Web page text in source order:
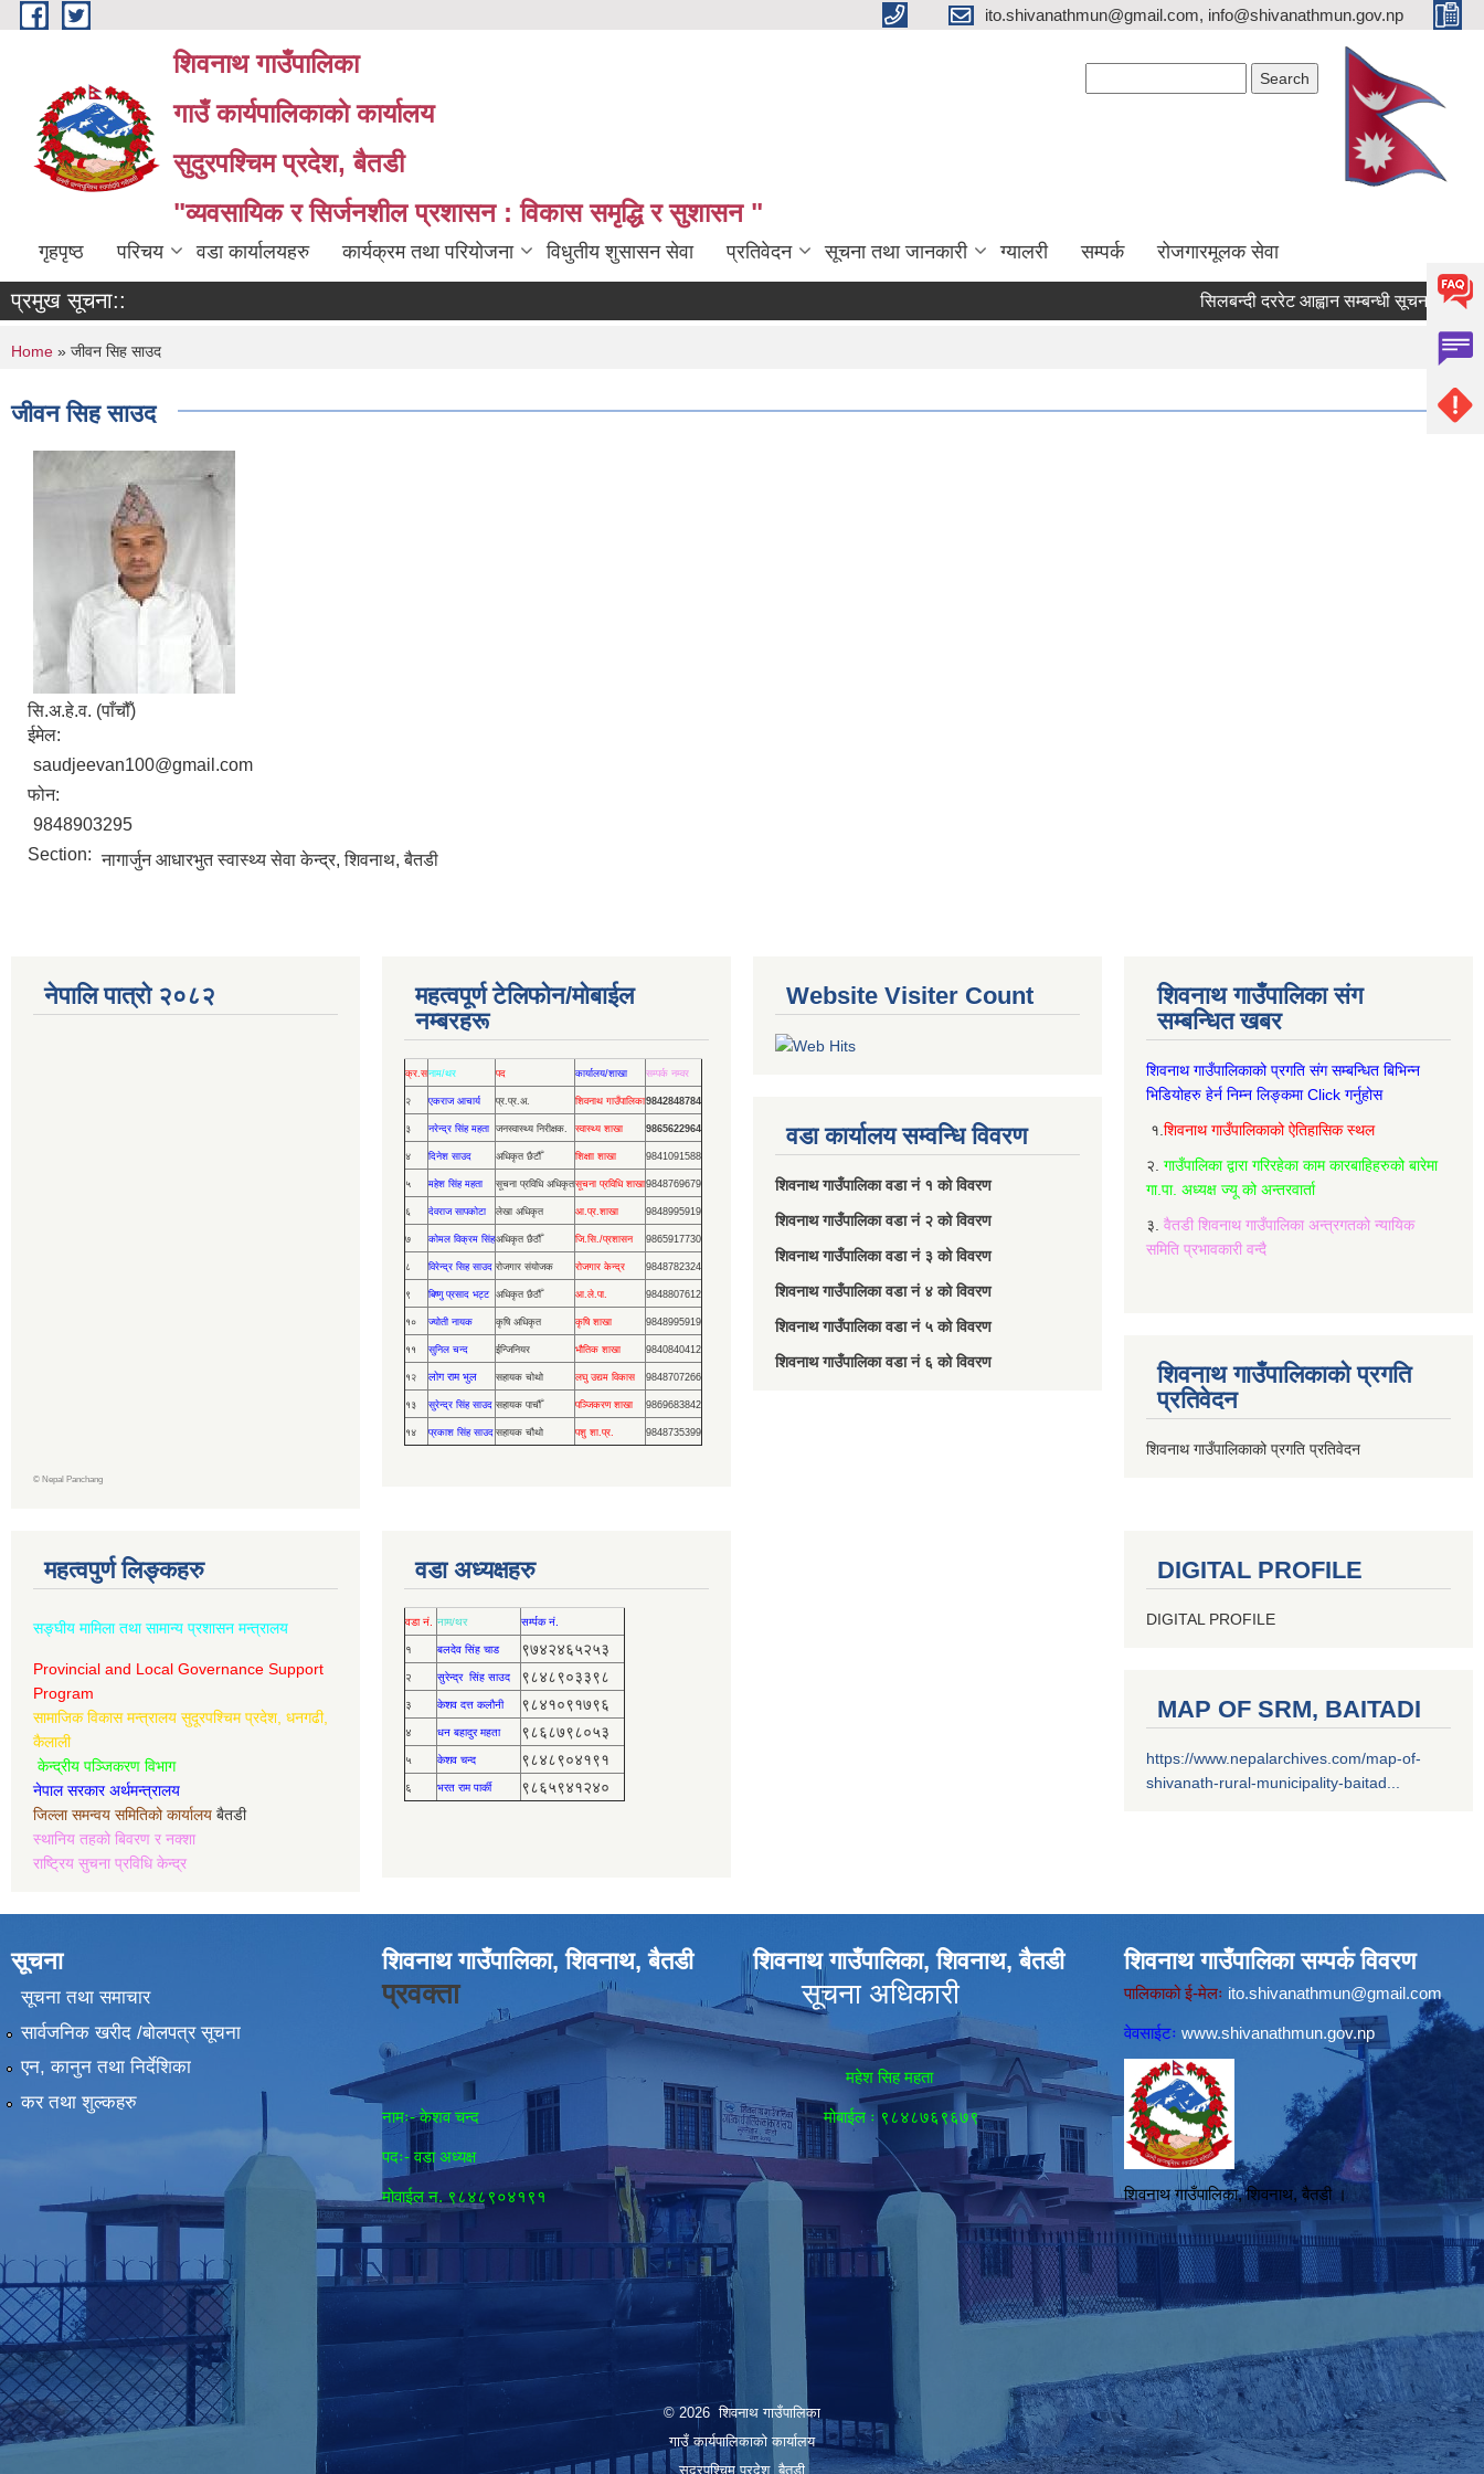
Skip to main content ito.shivanathmun@gmail.com, info@shivanathmun.gov.np
शिवनाथ गाउँपालिका
गाउँ कार्यपालिकाकाे कार्यालय
सुदुरपश्चिम प्रदेश, बैतडी
"व्यवसायिक र सिर्जनशील प्रशासन : विकास समृद्धि र सुशासन "
गृहपृष्ठ परिचय वडा कार्यालयहरु कार्यक्रम तथा परियोजना विधुतीय शुसासन सेवा प्रतिवेदन सूचना तथा जानकारी ग्यालरी सम्पर्क रोजगारमूलक सेवा
प्रमुख सूचना:: सिलबन्दी दररेट आह्वान सम्बन्धी सूचना !
You are here
Home » जीवन सिह साउद
जीवन सिह साउद
सि.अ.हे.व. (पाँचौँ)
ईमेल:
saudjeevan100@gmail.com
फोन:
9848903295
Section: नागार्जुन आधारभुत स्वास्थ्य सेवा केन्द्र, शिवनाथ, बैतडी
नेपालि पात्रो २०८२
© Nepal Panchang
महत्वपूर्ण टेलिफोन/मोबाईल
नम्बरहरू
क्र.सनाम/थर पद कार्यालय/शाखा सम्पर्क नम्वर
२ एकराज आचार्य प्र.प्र.अ. शिवनाथ गाउँपालिका9842848784
३ नरेन्द्र सिंह महता जनस्वास्थ्य निरीक्षक. स्वास्थ्य शाखा 9865622964
४ दिनेश साउद अधिकृत छैटौँ शिक्षाा शाखा 9841091588
५ महेश सिंह महता सूचना प्रविधि अधिकृतसूचना प्रविधि शाखा9848769679
६ देवराज सापकोटा लेखा अधिकृत आ.प्र.शाखा 9848995919
७ कोमल विक्रम सिंहअधिकृत छैठौँ जि.सि./प्रशासन 9865917730
८ विरेन्द्र सिह साउद रोजगार संयोजक रोजगार केन्द्र 9848782324
९ बिष्णु प्रसाद भट्ट अधिकृत छैठौँ आ.ले.पा. 9848807612
१० ज्योती नायक कृषि अधिकृत कृषि शाखा 9848995919
११ सुनिल चन्द ईन्जिनियर भौतिक शाखा 9840840412
१२ लोग राम भुल सहायक चोथो लघु उद्यम विकास 9848707266
१३ सुरेन्द्र सिंह साउद सहायक पाचौँ पञ्जिकरण शाखा 9869683842
१४ प्रकाश सिंह साउद सहायक चौथो पशु शा.प्र. 9848735399
Website Visiter Count
वडा कार्यालय सम्वन्धि विवरण
शिवनाथ गाउँपालिका वडा नं‌ १ को विवरण
शिवनाथ गाउँपालिका वडा नं‌ २ को विवरण
शिवनाथ गाउँपालिका वडा नं‌ ३ को विवरण
शिवनाथ गाउँपालिका वडा नं‌ ४ को विवरण
शिवनाथ गाउँपालिका वडा नं‌ ५ को विवरण
शिवनाथ गाउँपालिका वडा नं‌ ६ को विवरण
शिवनाथ गाउँपालिका संग
सम्बन्धित खबर
शिवनाथ गाउँपालिकाको प्रगति संग सम्बन्धित बिभिन्‍न
भिडियोहरु हेर्न निम्‍न लिङ्कमा Click गर्नुहोस
१. शिवनाथ गाउँपालिकाको ऐतिहासिक स्थल
२. गाउँपालिका द्वारा गरिरहेका काम कारबाहिहरुको बारेमा
गा.पा. अध्यक्ष ज्यू को अन्तरवार्ता
३. वैतडी शिवनाथ गाउँपालिका अन्त्रगतको न्यायिक
समिति प्रभावकारी वन्दै
शिवनाथ गाउँपालिकाको प्रगति
प्रतिवेदन
शिवनाथ गाउँपालिकाको प्रगति प्रतिवेदन
महत्वपुर्ण लिङ्कहरु
सङ्घीय मामिला तथा सामान्य प्रशासन मन्त्रालय
Provincial and Local Governance Support
Program
सामाजिक विकास मन्त्रालय सुदूरपश्चिम प्रदेश, धनगढी,
कैलाली
केन्द्रीय पञ्जिकरण विभाग
नेपाल सरकार अर्थमन्त्रालय
जिल्ला समन्वय समितिको कार्यालय बैतडी
स्थानिय तहको बिवरण र नक्शा
राष्ट्रिय सुचना प्रविधि केन्द्र
वडा अध्यक्षहरु
वडा नं. नाम/थर सर्म्पक नं.
१ बलदेव सिंह चाड ९७४२४६५२५३
२ सुरेन्द्र सिंह साउद ९८४८९०३३९८
३ केशव दत्त कलौनी ९८४१०९१७९६
४ धन बहादुर महता ९८६८७९८०५३
५ केशव चन्द ९८४८९०४१९१
६ भरत राम पार्की ९८६५९४१२४०
DIGITAL PROFILE
DIGITAL PROFILE
MAP OF SRM, BAITADI
https://www.nepalarchives.com/map-of-
shivanath-rural-municipality-baitad...
सूचना
सूचना तथा समाचार
सार्वजनिक खरीद /बोलपत्र सूचना
एन, कानुन तथा निर्देशिका
कर तथा शुल्कहरु
शिवनाथ गाउँपालिका, शिवनाथ, बैतडी
प्रवक्ता
नामः- केशव चन्द
पदः- वडा अध्यक्ष
मोवाईल न‌. ९८४८९०४१९१
शिवनाथ गाउँपालिका, शिवनाथ, बैतडी
सूचना अधिकारी
महेश सिह महता
मोबाईल ः ९८४८७६९६७९
शिवनाथ गाउँपालिका सम्पर्क विवरण
पालिकाको ई-मेलः ito.shivanathmun@gmail.com
वेवसाईटः www.shivanathmun.gov.np
शिवनाथ गाउँपालिका, शिवनाथ, बैतडी ।
© 2026 शिवनाथ गाउँपालिका
गाउँ कार्यपालिकाकाे कार्यालय
सुदुरपश्चिम प्रदेश, बैतडी